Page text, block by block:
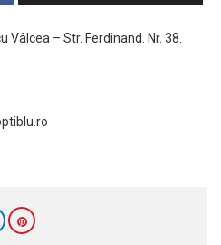
Vâlcea – Str. Ferdinand. Nr. 38.